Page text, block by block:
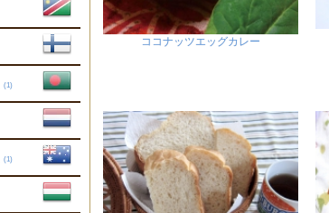
(1)
(1)
ココナッツエッグカレー